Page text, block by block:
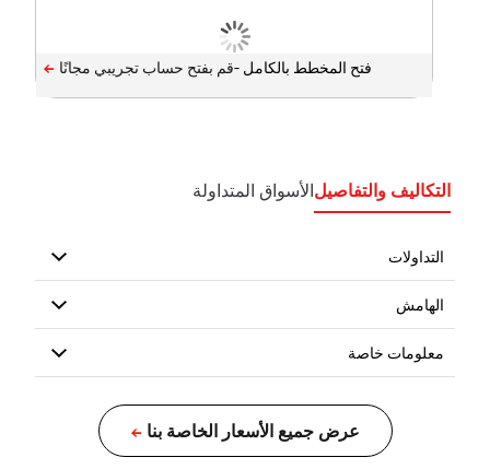
فتح المخطط بالكامل -
التكاليف والتفاصيلالأسواق المتداولة